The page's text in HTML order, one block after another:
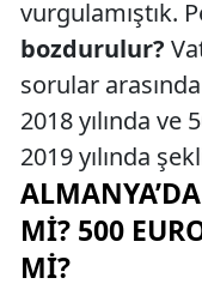
vurgulamıştık.
bozdurulur?
sorular
2018 yılında
2019 yılında
MI? 500
MI?